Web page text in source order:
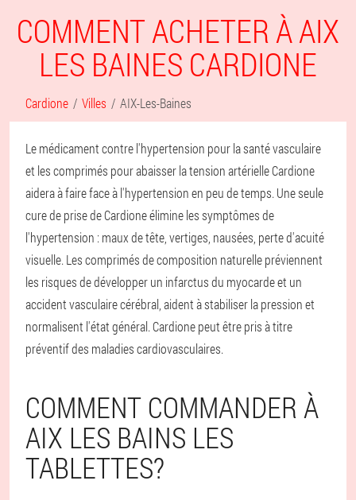
COMMENT ACHETER À AIX
LES BAINES CARDIONE
Cardione Villes AIX-Les-Baines
Le médicament contre l'hypertension pour la santé vasculaire
et les comprimés pour abaisser la tension artérielle Cardione
aidera à faire face à l'hypertension en peu de temps. Une seule
cure de prise de Cardione élimine les symptômes de
l'hypertension : maux de tête, vertiges, nausées, perte d'acuité
visuelle. Les comprimés de composition naturelle préviennent
les risques de développer un infarctus du myocarde et un
accident vasculaire cérébral, aident à stabiliser la pression et
normalisent l'état général. Cardione peut être pris à titre
préventif des maladies cardiovasculaires.
COMMENT COMMANDER À
AIX LES BAINS LES
TABLETTES?